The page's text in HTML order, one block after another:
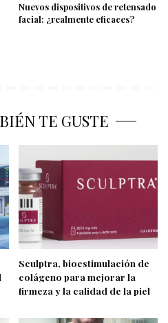
Nuevos dispositivos de retensado
facial: ¿realmente eficaces?
TE GUSTE
Sculptra, bioestimulación de
colágeno para mejorar la
firmeza y la calidad de la piel